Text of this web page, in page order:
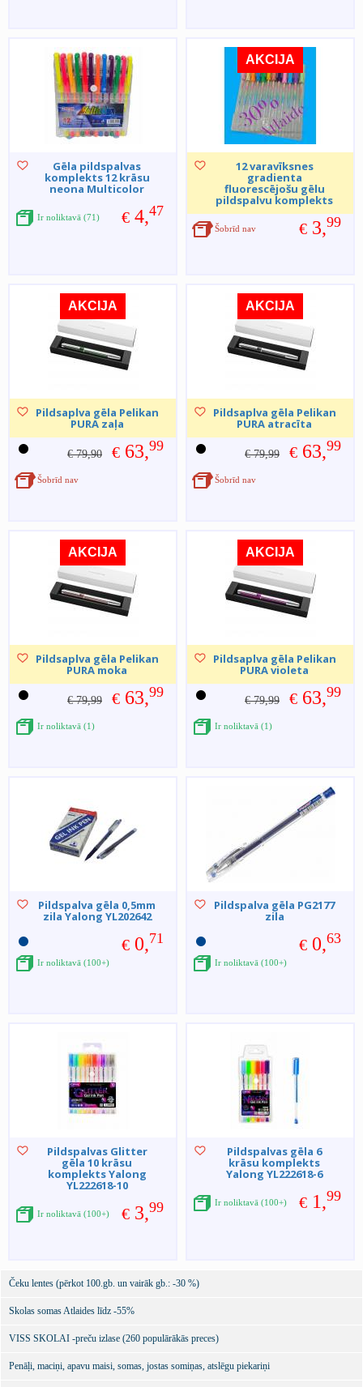
Gēla pildspalvas
komplekts 12 krāsu
neona Multicolor
€ 4,47
Ir noliktavā (71)
AKCIJA
12 varavīksnes
gradienta
fluorescējošu gēlu
pildspalvu komplekts
€ 3,99
Šobrīd nav
AKCIJA
Pildsaplva gēla Pelikan
PURA zaļa
€ 79,90 € 63,99
Šobrīd nav
AKCIJA
Pildsaplva gēla Pelikan
PURA atracīta
€ 79,99 € 63,99
Šobrīd nav
AKCIJA
Pildsaplva gēla Pelikan
PURA moka
€ 79,99 € 63,99
Ir noliktavā (1)
AKCIJA
Pildsaplva gēla Pelikan
PURA violeta
€ 79,99 € 63,99
Ir noliktavā (1)
Pildspalva gēla 0,5mm
zila Yalong YL202642
€ 0,71
Ir noliktavā (100+)
Pildspalva gēla PG2177
zila
€ 0,63
Ir noliktavā (100+)
Pildspalvas Glitter
gēla 10 krāsu
komplekts Yalong
YL222618-10
€ 3,99
Ir noliktavā (100+)
Pildspalvas gēla 6
krāsu komplekts
Yalong YL222618-6
€ 1,99
Ir noliktavā (100+)
Čeku lentes (pērkot 100.gb. un vairāk gb.: -30 %)
Skolas somas Atlaides līdz -55%
VISS SKOLAI -preču izlase (260 populārākās preces)
Penāļi, maciņi, apavu maisi, somas, jostas somiņas, atslēgu piekariņi